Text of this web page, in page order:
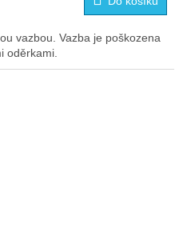
vazbou. Vazba je poškozena
oděrkami.